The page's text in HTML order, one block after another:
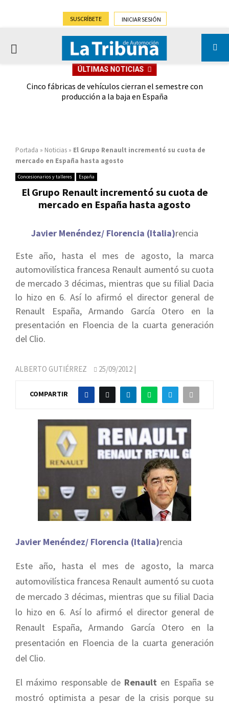
SUSCRÍBETE INICIAR SESIÓN
PRIMARY
ÚLTIMAS NOTICIAS
Cinco fábricas de vehículos cierran el semestre con
producción a la baja en España
Portada » Noticias » El Grupo Renault incrementó su cuota de
mercado en España hasta agosto
Concesionarios y talleres España
El Grupo Renault incrementó su cuota de
mercado en España hasta agosto
Javier Menéndez/ Florencia (Italia)rencia
Este año, hasta el mes de agosto, la marca
automovilística francesa Renault aumentó su cuota
de mercado 3 décimas, mientras que su filial Dacia
lo hizo en 6. Así lo afirmó el director general de
Renault España, Armando García Otero en la
presentación en Floencia de la cuarta generación
del Clio.
ALBERTO GUTIÉRREZ 25/09/2012 |
COMPARTIR
Javier Menéndez/ Florencia (Italia)rencia
Este año, hasta el mes de agosto, la marca
automovilística francesa Renault aumentó su cuota
de mercado 3 décimas, mientras que su filial Dacia
lo hizo en 6. Así lo afirmó el director general de
Renault España, Armando García Otero en la
presentación en Floencia de la cuarta generación
del Clio.
El máximo responsable de Renault en España se
mostró optimista a pesar de la crisis porque su